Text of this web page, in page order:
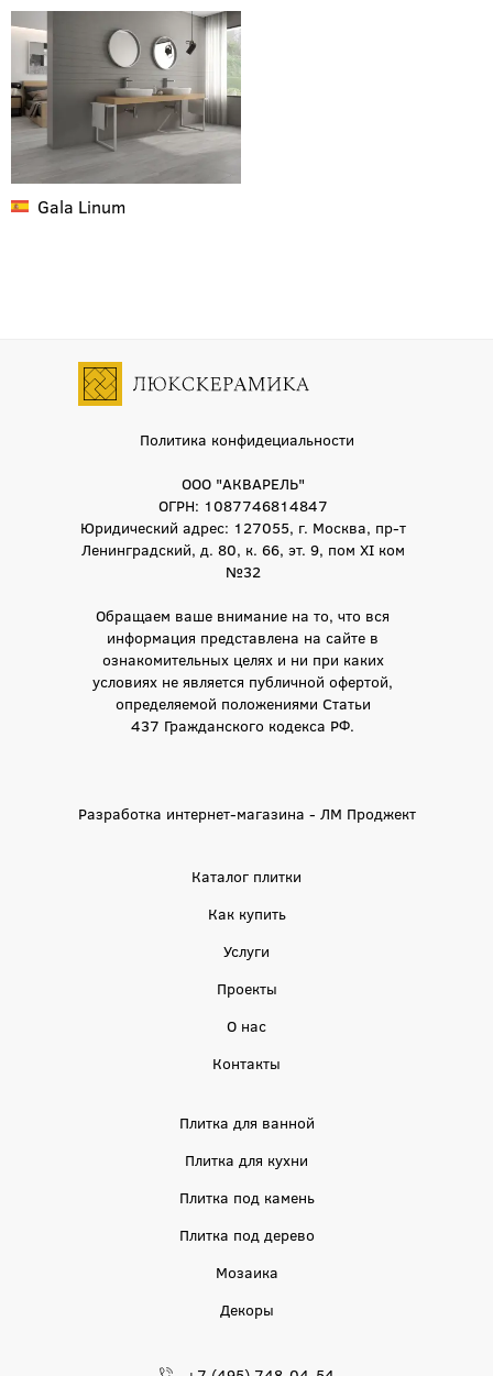
Gala Linum
Политика конфидециальности
ООО "АКВАРЕЛЬ"
ОГРН: 1087746814847
Юридический адрес: 127055, г. Москва, пр-т
Ленинградский, д. 80, к. 66, эт. 9, пом XI ком
№32
Обращаем ваше внимание на то, что вся
информация представлена на сайте в
ознакомительных целях и ни при каких
условиях не является публичной офертой,
определяемой положениями Статьи
437 Гражданского кодекса РФ.
Разработка интернет-магазина - ЛМ Проджект
Каталог плитки
Как купить
Услуги
Проекты
О нас
Контакты
Плитка для ванной
Плитка для кухни
Плитка под камень
Плитка под дерево
Мозаика
Декоры